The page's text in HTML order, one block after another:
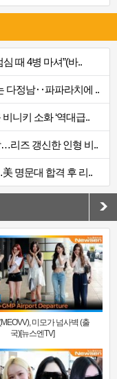
때 4병 마셔”(바..
다정남‥파파라치에 ..
니키 소화 ‘역대급..
리즈 갱신한 인형 비..
명문대 합격 후 리..
미모가 넘사벽 (출
국)[뉴스엔TV]